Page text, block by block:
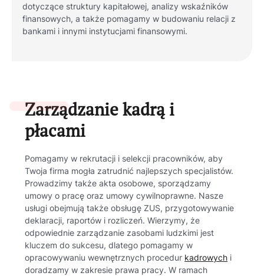
dotyczące struktury kapitałowej, analizy wskaźników
finansowych, a także pomagamy w budowaniu relacji z
bankami i innymi instytucjami finansowymi.
Zarządzanie kadrą i
płacami
Pomagamy w rekrutacji i selekcji pracowników, aby
Twoja firma mogła zatrudnić najlepszych specjalistów.
Prowadzimy także akta osobowe, sporządzamy
umowy o pracę oraz umowy cywilnoprawne. Nasze
usługi obejmują także obsługę ZUS, przygotowywanie
deklaracji, raportów i rozliczeń. Wierzymy, że
odpowiednie zarządzanie zasobami ludzkimi jest
kluczem do sukcesu, dlatego pomagamy w
opracowywaniu wewnętrznych procedur kadrowych i
doradzamy w zakresie prawa pracy. W ramach